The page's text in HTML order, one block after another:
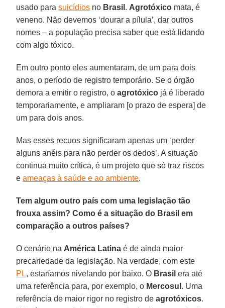
usado parasuicídios no Brasil . Agrotóxico mata, é
veneno. Não devemos ‘dourar a pílula’, dar outros
nomes – a população precisa saber que está lidando
com algo tóxico.
Em outro ponto eles aumentaram, de um para dois
anos, o período de registro temporário. Se o órgão
demora a emitir o registro, oagrotóxico já é liberado
temporariamente, e ampliaram [o prazo de espera] de
um para dois anos.
Mas esses recuos significaram apenas um ‘perder
alguns anéis para não perder os dedos’. A situação
continua muito crítica, é um projeto que só traz riscos
eameaças à saúde e ao ambiente.
Tem algum outro país com uma legislação tão
frouxa assim? Como é a situação do Brasil em
comparação a outros países?
O cenário na América Latina é de ainda maior
precariedade da legislação. Na verdade, com este
PL, estaríamos nivelando por baixo. O Brasil era até
uma referência para, por exemplo, o Mercosul . Uma
referência de maior rigor no registro deagrotóxicos.